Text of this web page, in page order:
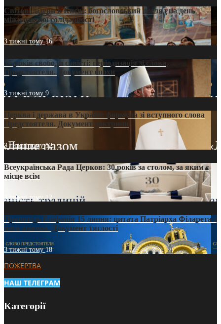
Світові лідери в Києві: богословський погляд на день
міжнародної солідарності
3 тижні тому16
35 років свободи совісті: періодизація зі слова
Предстоятеля. Документ епохи
3 тижні тому 9
Церква і держава в Україні: формула зі вступного слова
Предстоятеля. Документ доктрини
3 тижні тому12
Всеукраїнська Рада Церков: 30 років за столом, за яким є
місце всім
3 тижні тому12
Проповідь Епіфанія 15 липня: цитата Патріарха Філарета з
його амвона. Документ тяглості
3 тижні тому18
ПОЖЕРТВА
НАШ ТЕЛЕГРАМ
Категорії